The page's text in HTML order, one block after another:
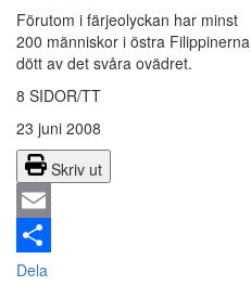
Förutom i färjeolyckan har minst
200 människor i östra Filippinerna
dött av det svåra ovädret.
8 SIDOR/TT
23 juni 2008
Skriv ut
Email
Dela